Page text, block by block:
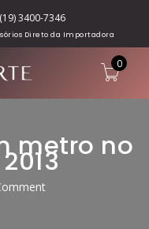
(19) 3400-7346
Direto da Importadora
0
metro no